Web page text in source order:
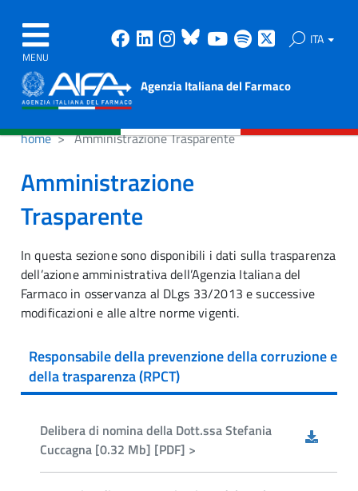
MENU
Facebook
Linkedin
Instagram
Bluesky
Youtube
Spotify ITA
Agenzia Italiana del Farmaco
home Amministrazione Trasparente
Amministrazione
Trasparente
In questa sezione sono disponibili i dati sulla trasparenza
dell’azione amministrativa dell’Agenzia Italiana del
Farmaco in osservanza al DLgs 33/2013 e successive
modificazioni e alle altre norme vigenti.
Responsabile della prevenzione della corruzione e
della trasparenza (RPCT)
Delibera di nomina della Dott.ssa Stefania
Cuccagna [0.32 Mb] [PDF] >